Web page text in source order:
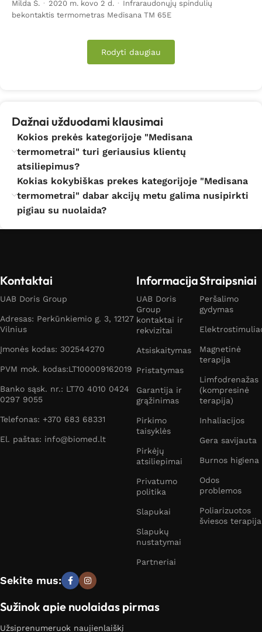
Milda Š. · 2020 m. kovo 2 d. · Infraraudonųjų spindulių
bekontaktis termometras Medisana TM 65E
Rodyti daugiau
Dažnai užduodami klausimai
Kokios prekės kategorijoje "Medisana
termometrai" turi geriausius klientų
atsiliepimus?
Kokias kokybiškas prekes kategorijoje "Medisana
termometrai" dabar akcijų metu galima nusipirkti
pigiau su nuolaida?
Kontaktai
UAB Doris Group
Adresas: Perkūnkiemio g. 3, 12127
Vilnius
Įmonės kodas: 302544270
PVM mok. kodas:LT100009162019
Banko sąsk. nr.: LT70 4010 0424
0297 9055
Telefonas: +370 683 68331
El. paštas: info@biomed.lt
Informacija
UAB Doris
Group
kontaktai ir
rekvizitai
Atsiskaitymas
Pristatymas
Garantija ir
grąžinimas
Pirkimo
taisyklės
Pirkėjų
atsiliepimai
Privatumo
politika
Slapukai
Slapukų
nustatymai
Partneriai
Straipsniai
Peršalimo
gydymas
Magnetinė
terapija
Limfodrenažas
(kompresinė
terapija)
Inhaliacijos
Gera savijauta
Burnos higiena
Odos
problemos
Poliarizuotos
šviesos terapija
Sekite mus:
Sužinok apie nuolaidas pirmas
Užsiprenumeruok naujienlaiškį